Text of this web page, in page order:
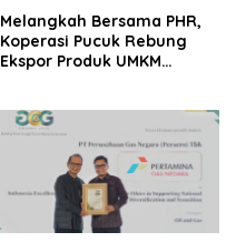
Melangkah Bersama PHR,
Koperasi Pucuk Rebung
Ekspor Produk UMKM